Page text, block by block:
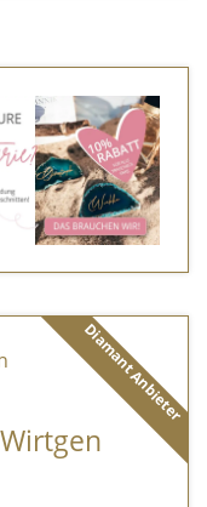
Diamant Anbieter